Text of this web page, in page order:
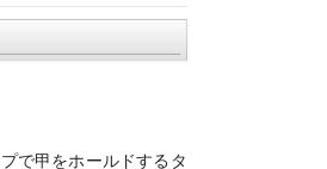
で甲をホールドするタ